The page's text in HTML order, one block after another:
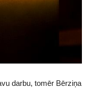
darbu, tomēr Bērziņa